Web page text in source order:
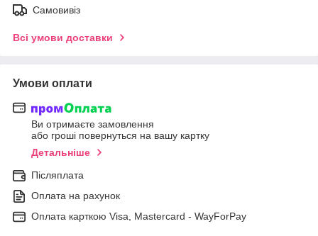
Самовивіз
Всі умови доставки
Умови оплати
Ви отримаєте замовлення
або гроші повернуться на вашу картку
Детальніше
Післяплата
Оплата на рахунок
Оплата карткою Visa, Mastercard - WayForPay